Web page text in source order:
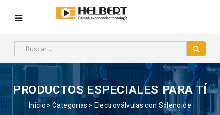
PRODUCTOS ESPECIALES PARA TÍ
Inicio Categorías Electroválvulas con Solenoide